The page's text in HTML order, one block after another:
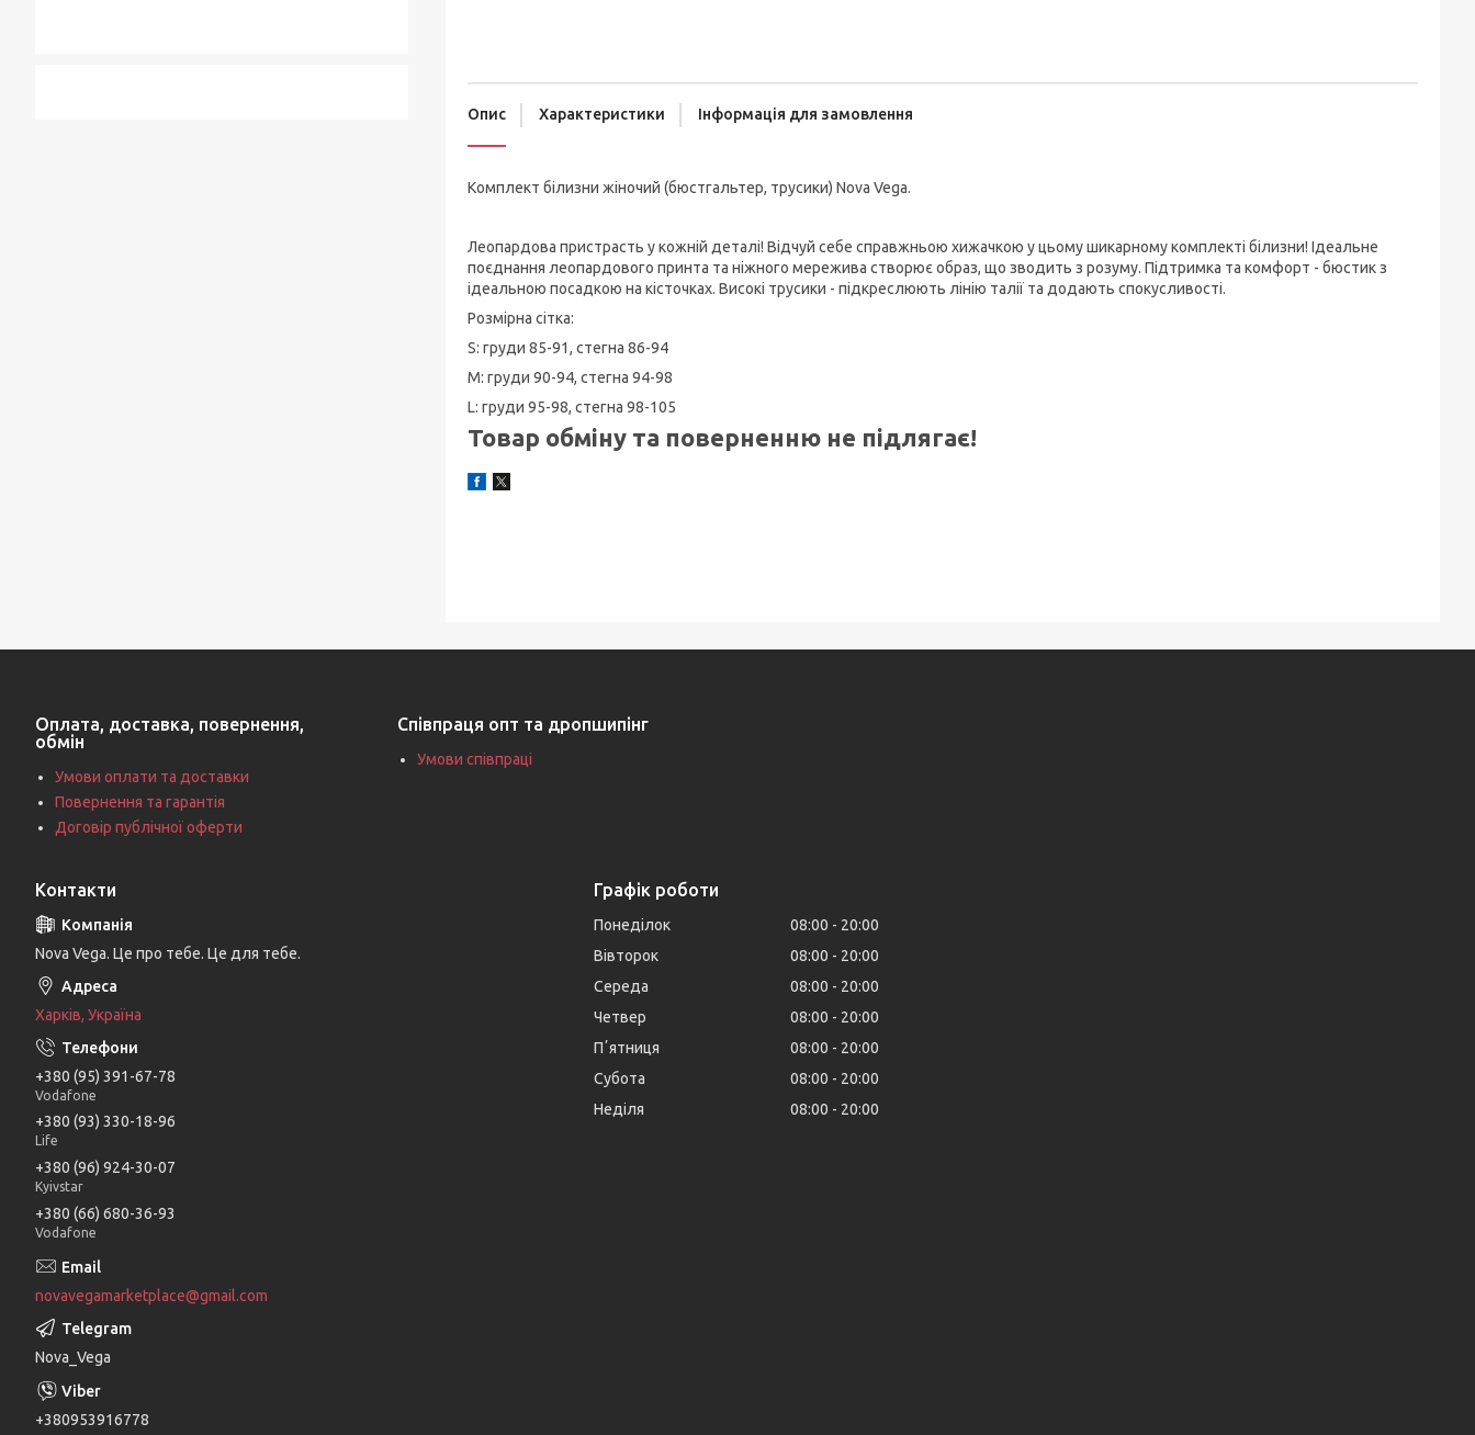
Опис Характеристики Інформація для замовлення
Комплект білизни жіночий (бюстгальтер, трусики) Nova Vega.
Леопардова пристрасть у кожній деталі! Відчуй себе справжньою хижачкою у цьому шикарному комплекті білизни! Ідеальне
поєднання леопардового принта та ніжного мережива створює образ, що зводить з розуму. Підтримка та комфорт - бюстик з
ідеальною посадкою на кісточках. Високі трусики - підкреслюють лінію талії та додають спокусливості.
Розмірна сітка:
S: груди 85-91, стегна 86-94
М: груди 90-94, стегна 94-98
L: груди 95-98, стегна 98-105
Товар обміну та поверненню не підлягає!
Оплата, доставка, повернення,
обмін
Умови оплати та доставки
Повернення та гарантія
Договір публічної оферти
Співпраця опт та дропшипінг
Умови співпраці
Контакти
Nova Vega. Це про тебе. Це для тебе.
Харків, Україна
+380 (95) 391-67-78
Vodafone
+380 (93) 330-18-96
Life
+380 (96) 924-30-07
Kyivstar
+380 (66) 680-36-93
Vodafone
novavegamarketplace@gmail.com
Nova_Vega
+380953916778
Графік роботи
Понеділок 08:00
20:00
Вівторок
08:00
20:00
Середа
08:00
20:00
Четвер
08:00
20:00
Пʼятниця
08:00
20:00
Субота
08:00
20:00
Неділя
08:00 20:00